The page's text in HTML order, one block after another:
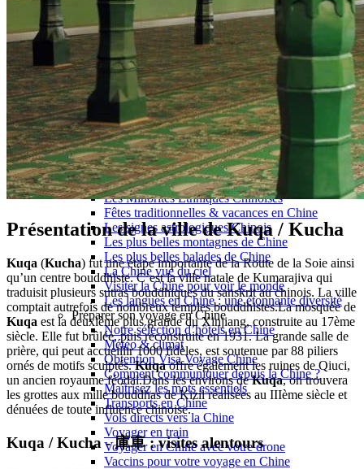
Automne
Hiver
Infos pratiques
Notre agence
Notre agence en Chine
Réseau Asian Roads
Garanties et engagements Asian Roads
Avis de nos voyageurs
Voyages d’affaires en Chine
Voyage scolaire et culturel en Chine
La Chine & ses secrets
Présentation de la Chine
Cuisines de Chine
Les Minorités Ethniques Chinoises
Fêtes traditionnelles & vacances en Chine
Les signes astrologiques Chinois
Les plus belles montagnes de Chine
Les plus belles balades de Chine
La Chine vue du ciel
Visiter la Chine pour voir le monde
Les langues en Chine : une étonnante diversité
Préparer son voyage en Chine
Notre sélection d’hôtels en Chine
Météo & climat
Obtention Visa Voyage Chine
Comment communiquer depuis la Chine ?
Maîtrisez les mots essentiels
Transports en Chine
Vols directs vers la Chine
Voyager en train
Voyager en Chine avec votre drone
Vaccins pour votre voyage en Chine
Présentation de la ville de Kuqa / Kucha
Kuqa (Kucha) fut une étape importante de la Route de la Soie ainsi
qu’un centre bouddhiste. C’est la ville natale de Kumarajiva qui
traduisit plusieurs sutras bouddhiques du sanskrit au chinois. La ville
comptait autrefois de nombreux temples bouddhistes.La mosquée de
Kuqa est la deuxième plus grande du Xinjiang, construite au 17ème
siècle. Elle fut brûlée, puis reconstruite en 1931. La grande salle de
prière, qui peut accueillir 1000 fidèles, est soutenue par 88 piliers
ornés de motifs sculptés.Kuqaoffre également les ruines de Qiuci,
un ancien royaume féodal.Dans les environs deKuqa, on trouvera
les grottes aux mille bouddhas de Kizil réalisées au IIIème siècle et
dénuées de toute influence chinoise.
Kuqa / Kucha - 庫車 : visites alentours